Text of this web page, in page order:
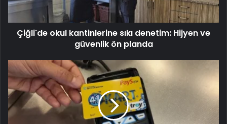
Çiğli'de okul kantinlerine sıkı denetim: Hijyen ve
güvenlik ön planda